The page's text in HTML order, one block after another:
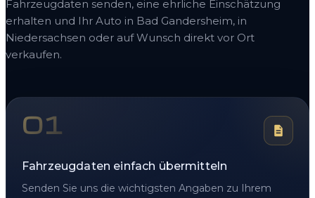
Fahrzeugdaten senden, eine ehrliche Einschätzung
erhalten und Ihr Auto in Bad Gandersheim, in
Niedersachsen oder auf Wunsch direkt vor Ort
verkaufen.
01
Fahrzeugdaten einfach übermitteln
Senden Sie uns die wichtigsten Angaben zu Ihrem